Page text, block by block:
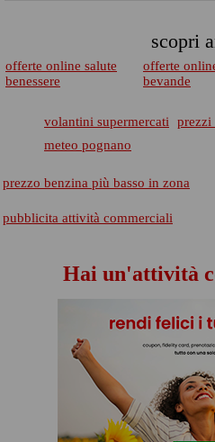
scopri
offerte online salute
benessere
offerte
bevande
volantini supermercati prezzi
meteo pognano
prezzo benzina più basso in zona
pubblicita attività commerciali
Hai un'attività